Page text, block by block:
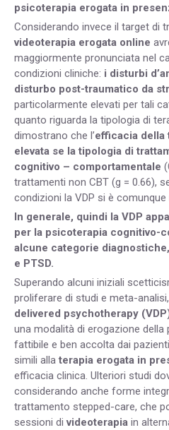
psicoterapia erogata in
Considerando invece il target di
videoterapia erogata online
maggiormente pronunciata nel
condizioni cliniche: i disturbi
disturbo post-traumatico da
particolarmente elevati per tali
quanto riguarda la tipologia di
dimostrano che l’efficacia della
elevata se la tipologia di
cognitivo – comportamentale
trattamenti non CBT (g = 0.66),
condizioni la VDP si è
In generale, quindi la VDP
per la psicoterapia cognitivo-
alcune categorie
e PTSD.
Superando alcuni iniziali
proliferare di studi e meta-
delivered psychotherapy
una modalità di erogazione
fattibile e ben accolta dai
simili alla terapia erogata in
efficacia clinica. Ulteriori studi
considerando anche forme
trattamento stepped-care, che
sessioni divideoterapia in